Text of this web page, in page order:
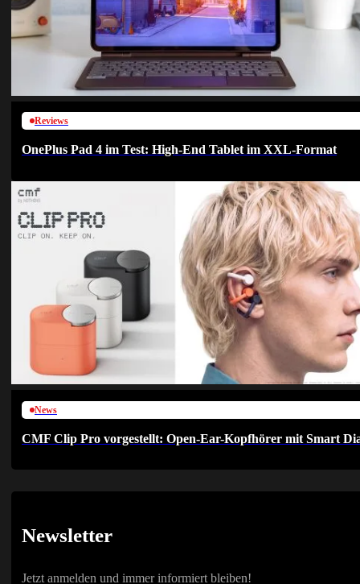
Reviews
OnePlus Pad 4 im Test: High-End Tablet im XXL-Format
News
CMF Clip Pro vorgestellt: Open-Ear-Kopfhörer mit Smart
Newsletter
Jetzt anmelden und immer informiert bleiben!